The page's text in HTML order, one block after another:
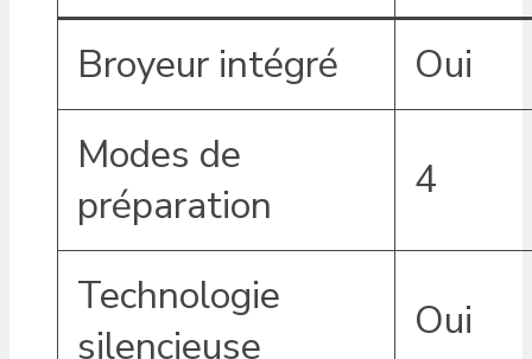
Broyeur intégré
Oui
Modes de
préparation
4
Technologie
silencieuse
Oui